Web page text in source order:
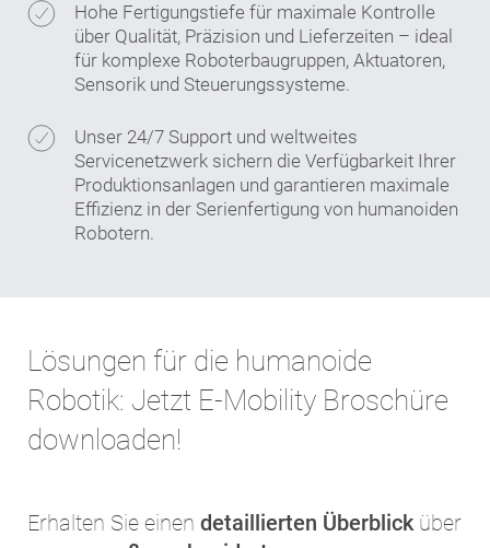
Hohe Fertigungstiefe für maximale Kontrolle
über Qualität, Präzision und Lieferzeiten – ideal
für komplexe Roboterbaugruppen, Aktuatoren,
Sensorik und Steuerungssysteme.
Unser 24/7 Support und weltweites
Servicenetzwerk sichern die Verfügbarkeit Ihrer
Produktionsanlagen und garantieren maximale
Effizienz in der Serienfertigung von humanoiden
Robotern.
Lösungen für die humanoide
Robotik: Jetzt E-Mobility Broschüre
downloaden!
Erhalten Sie einen detaillierten Überblicküber